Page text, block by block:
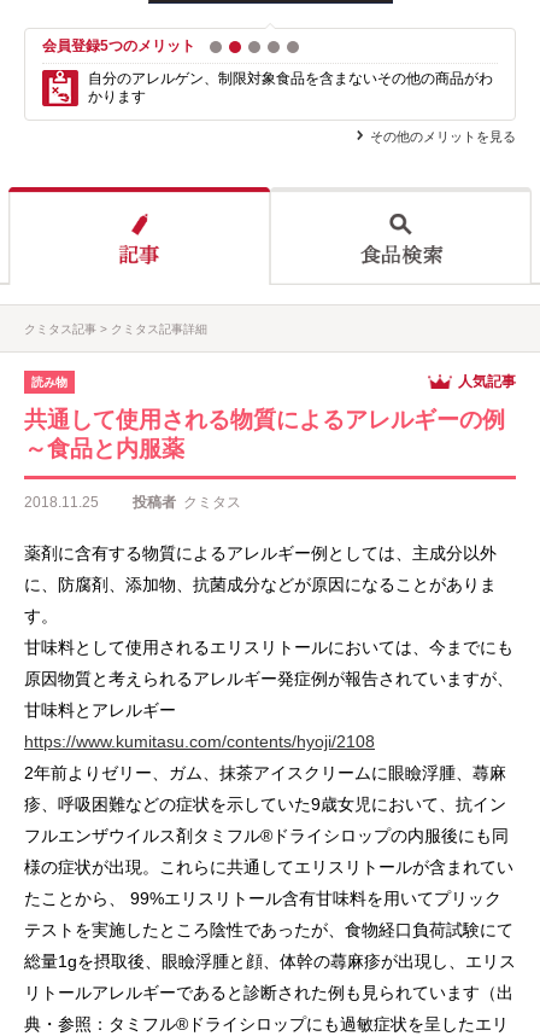
会員登録5つのメリット 1 2 3 4
自分のアレルゲン、制限対象食品を含まないその他の商品がわ
かります
その他のメリットを見る
クミタス記事 クミタス記事詳細
読み物 人気記事
共通して使用される物質によるアレルギーの例
～食品と内服薬
2018.11.25 投稿者 クミタス
薬剤に含有する物質によるアレルギー例としては、主成分以外
に、防腐剤、添加物、抗菌成分などが原因になることがありま
す。
甘味料として使用されるエリスリトールにおいては、今までにも
原因物質と考えられるアレルギー発症例が報告されていますが、
甘味料とアレルギー
https://www.kumitasu.com/contents/hyoji/2108
2年前よりゼリー、ガム、抹茶アイスクリームに眼瞼浮腫、蕁麻
疹、呼吸困難などの症状を示していた9歳女児において、抗イン
フルエンザウイルス剤タミフル®ドライシロップの内服後にも同
様の症状が出現。これらに共通してエリスリトールが含まれてい
たことから、 99%エリスリトール含有甘味料を用いてプリック
テストを実施したところ陰性であったが、食物経口負荷試験にて
総量1gを摂取後、眼瞼浮腫と顔、体幹の蕁麻疹が出現し、エリス
リトールアレルギーであると診断された例も見られています（出
典・参照：タミフル®ドライシロップにも過敏症状を呈したエリ